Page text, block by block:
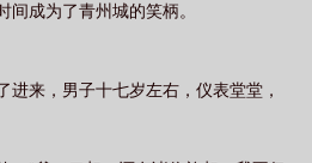
间成为了青州城的笑柄。
进来，男子十七岁左右，仪表堂堂，